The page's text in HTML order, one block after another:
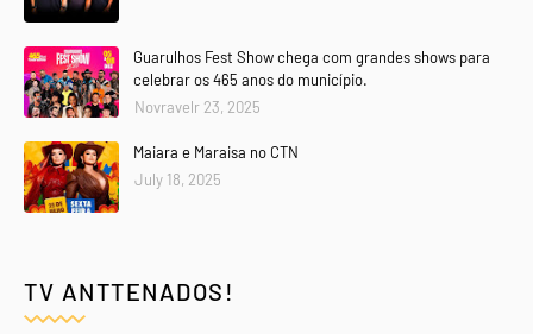
Guarulhos Fest Show chega com grandes shows para
celebrar os 465 anos do município.
Novravelr 23, 2025
Maiara e Maraisa no CTN
July 18, 2025
TV ANTTENADOS!